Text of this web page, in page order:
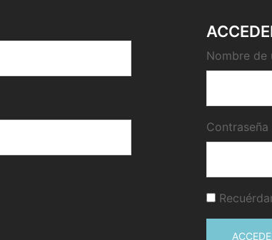
Nombre de
Contraseña